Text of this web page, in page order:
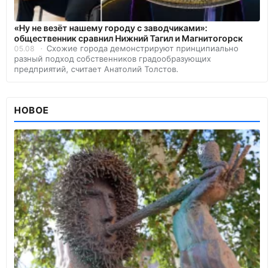
«Ну не везёт нашему городу с заводчиками»:
общественник сравнил Нижний Тагил и Магнитогорск
05.08
Схожие города демонстрируют принципиально
разный подход собственников градообразующих
предприятий, считает Анатолий Толстов.
НОВОЕ